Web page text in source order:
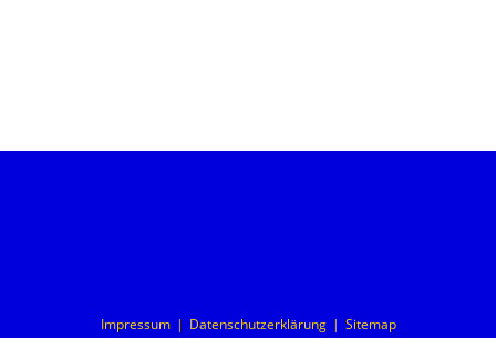
Impressum Datenschutzerklärung Sitemap